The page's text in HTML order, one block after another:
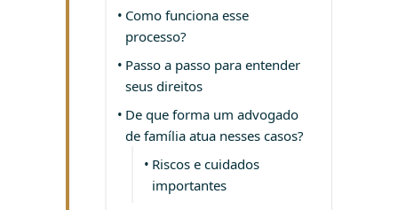
Como funciona esse
processo?
Passo a passo para entender
seus direitos
De que forma um advogado
de família atua nesses casos?
Riscos e cuidados
importantes